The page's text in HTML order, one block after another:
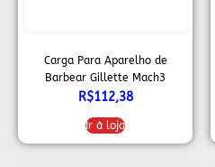
Carga Para Aparelho de
Barbear Gillette Mach3
Sensitive 20 Unidades
R$112,38
Ir à loja